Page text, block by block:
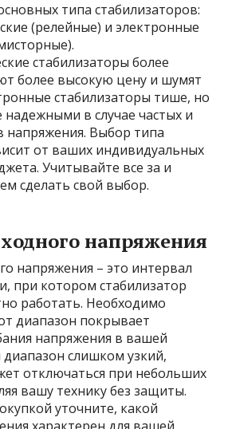
типа стабилизаторов:
(релейные) и электронные
стабилизаторы более
более высокую цену и шумят
стабилизаторы тише, но
в случае частых и
напряжения. Выбор типа
от ваших индивидуальных
Учитывайте все за и
сделать свой выбор.
напряжения
напряжения – это интервал
при котором стабилизатор
работать. Необходимо
диапазон покрывает
напряжения в вашей
диапазон слишком узкий,
отключаться при небольших
вашу технику без защиты.
уточните, какой